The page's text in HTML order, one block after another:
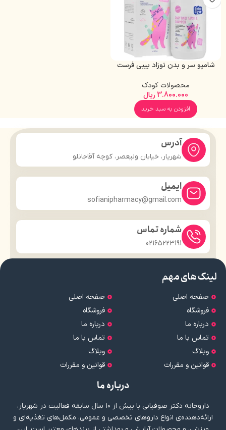
شامپو سر و بدن نوزاد بیبی فرست
محصولات کودک
3.800.000 ریال
افزودن به سبد خرید
آدرس
شهریار، خیابان ولیعصر، کوچه آقاجانلو
ایمیل
sofianipharmacy@gmail.com
شماره تماس
02165223191
لینک های مهم
صفحه اصلی
فروشگاه
درباره ما
تماس با ما
وبلاگ
قوانین و مقررات
صفحه اصلی
فروشگاه
درباره ما
تماس با ما
وبلاگ
قوانین و مقررات
درباره ما
داروخانه دکتر صوفیانی با بیش از ۱۰ سال سابقه فعالیت در شهریار،
ارائه‌دهنده‌ی انواع داروهای تخصصی و عمومی، مکمل‌های تغذیه‌ای و